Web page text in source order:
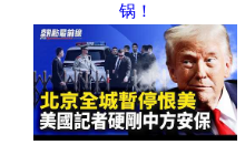
锅！